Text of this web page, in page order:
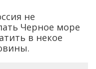
не
Черное море
в некое